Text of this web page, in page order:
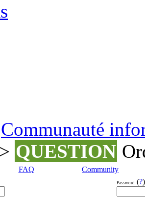
Communauté
> QUESTION
FAQ Community
Password (?)